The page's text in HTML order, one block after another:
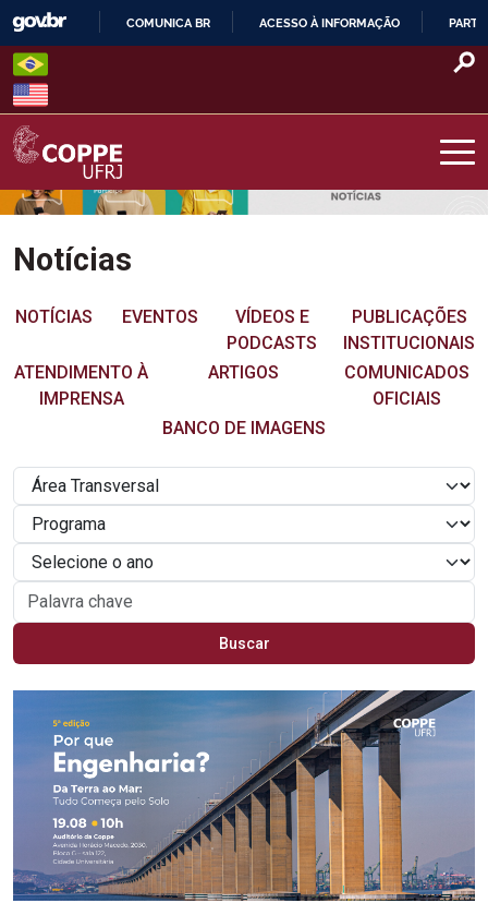
Skip
content
O
COMUNICA BR ACESSO À INFORMAÇÃO
COPPE – UFRJ
Notícias
NOTÍCIAS EVENTOS
VÍDEOS E
PODCASTS
PUBLICAÇÕES
INSTITUCIONAIS
ATENDIMENTO À
IMPRENSA
ARTIGOS
COMUNICADOS
OFICIAIS
BANCO DE IMAGENS